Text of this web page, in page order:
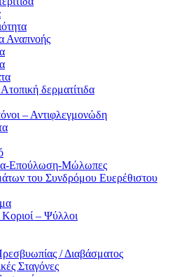
Αναπνοής
δερματίτιδα
– Αντιφλεγμονώδη
Επούλωση-Μώλωπες
του Συνδρόμου Ευερέθιστου
– Ψύλλοι
/ Διαβάσματος
Σταγόνες